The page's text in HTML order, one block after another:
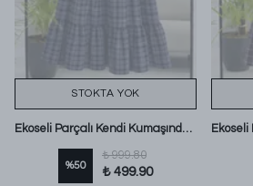
STOKTA YOK
Ekoseli Parçalı Kendi Kumaşından Düğmeli Jile İndigo
%50
₺ 999.80
₺ 499.90